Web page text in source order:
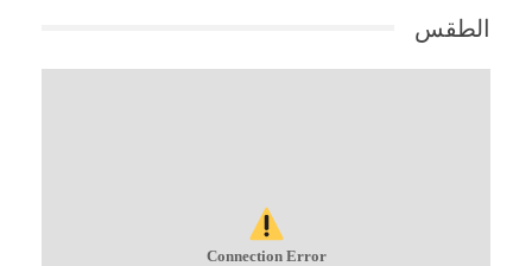
الطقس
Connection Error